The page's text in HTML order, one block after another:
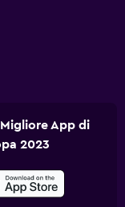
App di
2023